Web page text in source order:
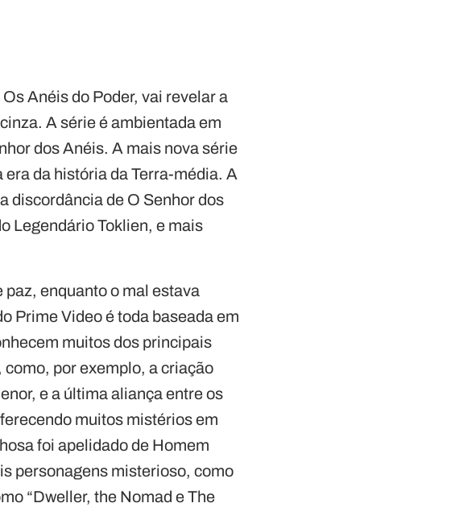
Anéis do Poder, vai revelar a
A série é ambientada em
dos Anéis. A mais nova série
da história da Terra-média. A
discordância de O Senhor dos
Legendário Toklien, e mais
enquanto o mal estava
Prime Video é toda baseada em
muitos dos principais
por exemplo, a criação
e a última aliança entre os
muitos mistérios em
foi apelidado de Homem
personagens misterioso, como
“Dweller, the Nomad e The